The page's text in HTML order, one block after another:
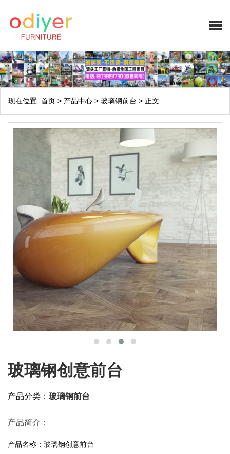
现在位置: 首页 > 产品中心 > 玻璃钢前台 > 正文
玻璃钢创意前台
产品分类： 玻璃钢前台
产品简介：
产品名称：玻璃钢创意前台